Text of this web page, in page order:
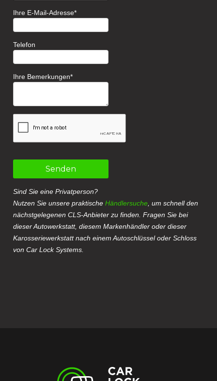
Ihre E-Mail-Adresse
Telefon
Ihre Bemerkungen
Senden
Sind Sie eine Privatperson?
Nutzen Sie unsere praktischeHändlersuche , um schnell den
nächstgelegenen CLS-Anbieter zu finden. Fragen Sie bei
dieser Autowerkstatt, diesem Markenhändler oder dieser
Karosseriewerkstatt nach einem Autoschlüssel oder Schloss
von Car Lock Systems.